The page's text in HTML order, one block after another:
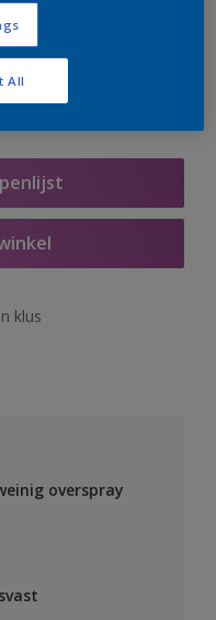
gaten, we werken
vullen.
klus
overspray
All